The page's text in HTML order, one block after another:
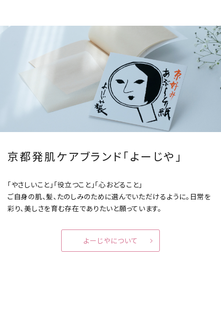
京都発肌ケアブランド「よーじや」
「やさしいこと」「役立つこと」「心おどること」
ご自身の肌、髪、たのしみのために選んでいただけるように。 日常を
彩り、美しさを育む存在でありたいと願っています。
よーじやについて